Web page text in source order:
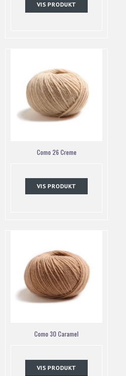
VIS PRODUKT
Como 26 Creme
VIS PRODUKT
Como 30 Caramel
VIS PRODUKT